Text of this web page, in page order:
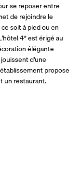
se reposer entre
de rejoindre le
soit à pied ou en
4* est érigé au
élégante
d'une
propose
un restaurant.